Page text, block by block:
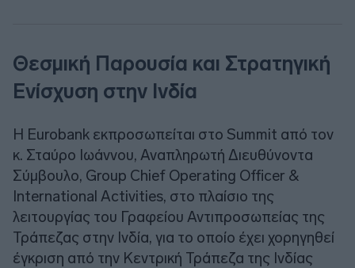
Θεσμική Παρουσία και Στρατηγική
Ενίσχυση στην Ινδία
Η Eurobank εκπροσωπείται στο Summit από τον
κ. Σταύρο Ιωάννου, Αναπληρωτή Διευθύνοντα
Σύμβουλο, Group Chief Operating Officer &
International Activities, στο πλαίσιο της
λειτουργίας του Γραφείου Αντιπροσωπείας της
Τράπεζας στην Ινδία, για το οποίο έχει χορηγηθεί
έγκριση από την Κεντρική Τράπεζα της Ινδίας